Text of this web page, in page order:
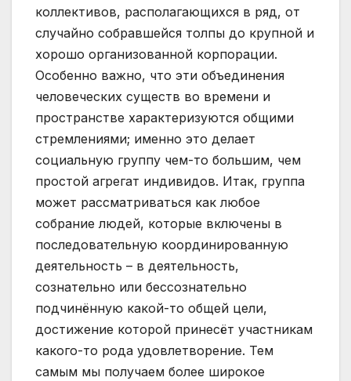
коллективов, располагающихся в ряд, от
случайно собравшейся толпы до крупной и
хорошо организованной корпорации.
Особенно важно, что эти объединения
человеческих существ во времени и
пространстве характеризуются общими
стремлениями; именно это делает
социальную группу чем-то большим, чем
простой агрегат индивидов. Итак, группа
может рассматриваться как любое
собрание людей, которые включены в
последовательную координированную
деятельность – в деятельность,
сознательно или бессознательно
подчинённую какой-то общей цели,
достижение которой принесёт участникам
какого-то рода удовлетворение. Тем
самым мы получаем более широкое